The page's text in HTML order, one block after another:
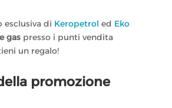
esclusiva di Keropetrol ed Eko
gaspresso i punti vendita
un regalo!
promozione